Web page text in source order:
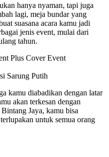
hanya nyaman, tapi juga
lagi, meja bundar yang
suasana acara kamu jadi
jenis event, mulai dari
tahun.
Sarung Putih
kamu diabadikan dengan latar
akan terkesan dengan
Jaya, kamu bisa
untuk semua orang